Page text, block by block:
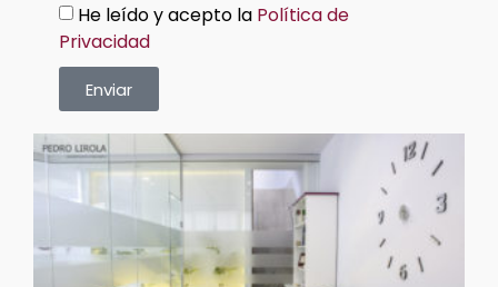
He leído y acepto la Política de
Privacidad
Enviar